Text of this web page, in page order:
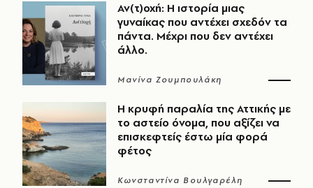
Αν(τ)οχή: Η ιστορία μιας
γυναίκας που αντέχει σχεδόν τα
πάντα. Μέχρι που δεν αντέχει
άλλο.
Μανίνα Ζουμπουλάκη
Η κρυφή παραλία της Αττικής με
το αστείο όνομα, που αξίζει να
επισκεφτείς έστω μία φορά
φέτος
Κωνσταντίνα Βουλγαρέλη